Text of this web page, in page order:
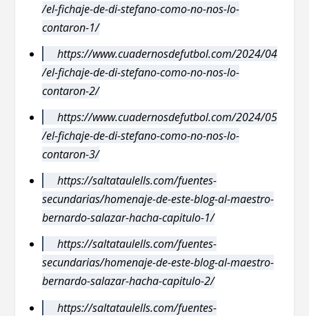
/el-fichaje-de-di-stefano-como-no-nos-lo-
contaron-1/
https://www.cuadernosdefutbol.com/2024/04
/el-fichaje-de-di-stefano-como-no-nos-lo-
contaron-2/
https://www.cuadernosdefutbol.com/2024/05
/el-fichaje-de-di-stefano-como-no-nos-lo-
contaron-3/
https://saltataulells.com/fuentes-
secundarias/homenaje-de-este-blog-al-maestro-
bernardo-salazar-hacha-capitulo-1/
https://saltataulells.com/fuentes-
secundarias/homenaje-de-este-blog-al-maestro-
bernardo-salazar-hacha-capitulo-2/
https://saltataulells.com/fuentes-